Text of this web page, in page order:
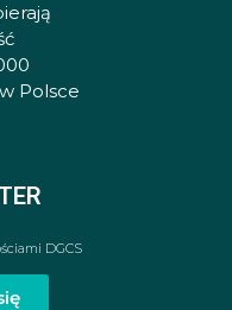
Polsce
DGCS